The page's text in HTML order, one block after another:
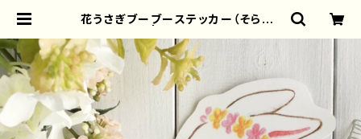
花うさぎブーブーステッカー（そら色）